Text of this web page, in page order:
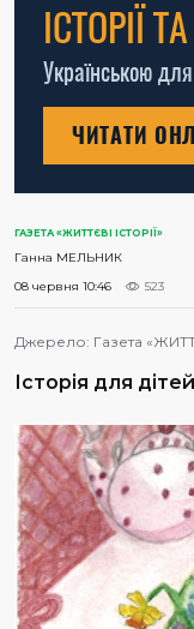
ІСТОРІЇ
Українською
ЧИТАТИ
ГАЗЕТА «ЖИТТЄВІ ІСТОРІЇ»
Ганна МЕЛЬНИК
08 червня 10:46
523
Джерело: Газета
Історія для дітей